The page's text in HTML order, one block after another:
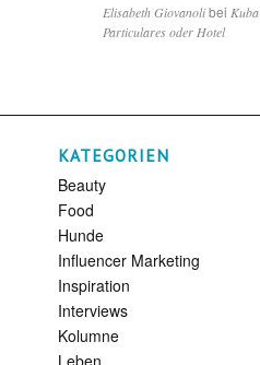
Elisabeth Giovanolibei
Particulares oder Hotel
KATEGORIEN
Beauty
Food
Hunde
Influencer Marketing
Inspiration
Interviews
Kolumne
Leben